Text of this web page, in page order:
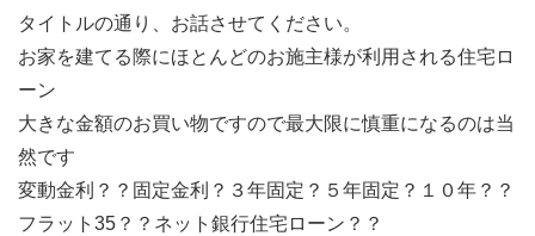
タイトルの通り、お話させてください。
お家を建てる際にほとんどのお施主様が利用される住宅ロ
ーン
大きな金額のお買い物ですので最大限に慎重になるのは当
然です
変動金利？？固定金利？３年固定？５年固定？１０年？？
フラット35？？ネット銀行住宅ローン？？